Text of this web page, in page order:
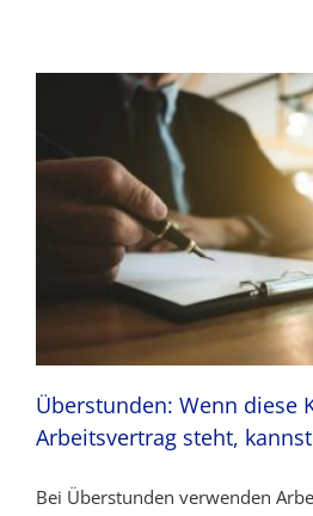
Überstunden: Wenn diese
Arbeitsvertrag steht,
Bei Überstunden verwenden